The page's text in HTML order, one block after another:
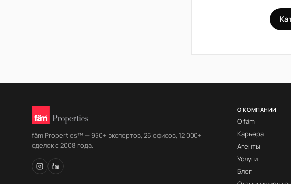
fäm Properties™ — 950+ экспертов, 25 офисов, 12 000+
сделок с 2008 года.
О КОМПАНИИ
О fäm
Карьера
Агенты
Услуги
Блог